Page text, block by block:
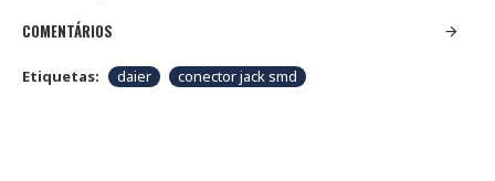
COMENTÁRIOS
Etiquetas: daier conector jack smd